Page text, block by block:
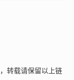
，转载请保留以上链